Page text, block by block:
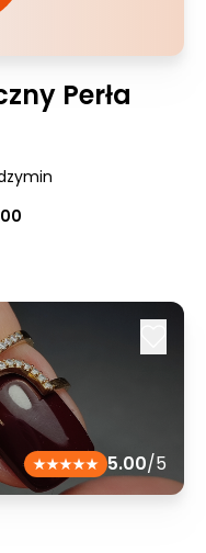
Perła
5.00/5